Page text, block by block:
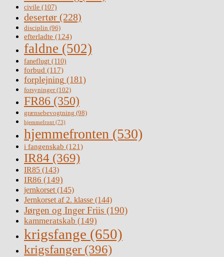
civile (107)
desertør (228)
disciplin (96)
efterladte (124)
faldne (502)
faneflugt (110)
forbud (117)
forplejning (181)
forsyninger(102)
FR86 (350)
grænsebevogtning (98)
hjemmefront (73)
hjemmefronten (530)
i fangenskab (121)
IR84 (369)
IR85 (143)
IR86 (149)
jernkorset(145)
Jernkorset af 2. klasse (144)
Jørgen og Inger Friis (190)
kammeratskab (149)
krigsfange (650)
krigsfanger (396)